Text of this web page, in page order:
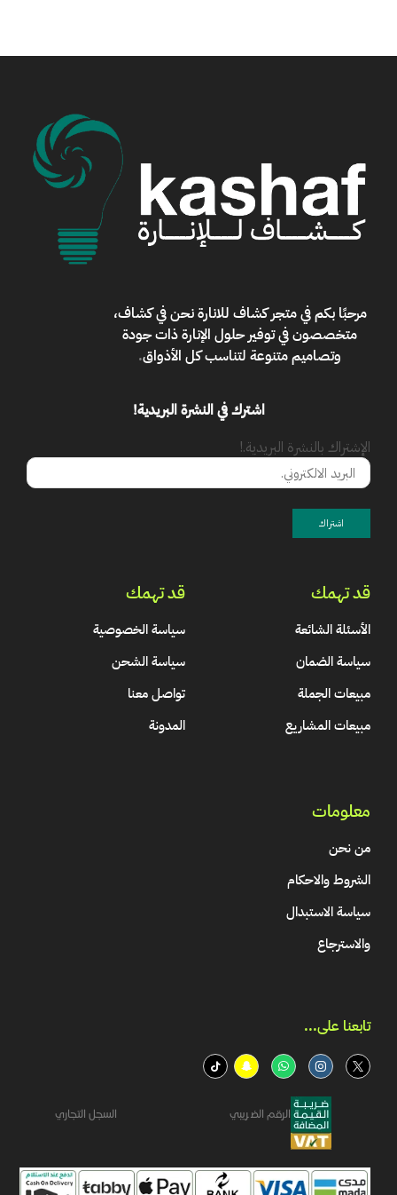
مرحبًا بكم فيمتجر كشاف للانارةنحن في كشاف،
متخصصون في توفير حلول الإنارة ذات جودة
وتصاميم متنوعة لتناسب كل الأذواق.
اشترك في النشرة البريدية!
الإشتراك بالنشرة البريدية.!
قد تهمك
الأسئلة الشائعة
سياسة الضمان
مبيعات الجملة
مبيعات المشاريع
قد تهمك
سياسة الخصوصية
سياسة الشحن
تواصل معنا
المدونة
معلومات
من نحن
الشروط والاحكام
سياسة الاستبدال
والاسترجاع
تابعنا على...​
الرقم الضريبي السجل التجاري